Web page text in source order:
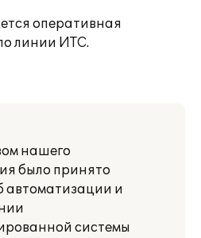
оперативная
линии ИТС.
нашего
было принято
автоматизации и
системы